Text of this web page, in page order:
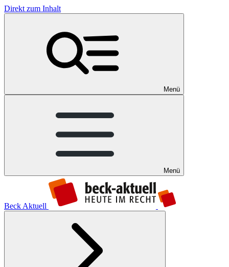
Direkt zum Inhalt
Menü
Menü
Beck Aktuell